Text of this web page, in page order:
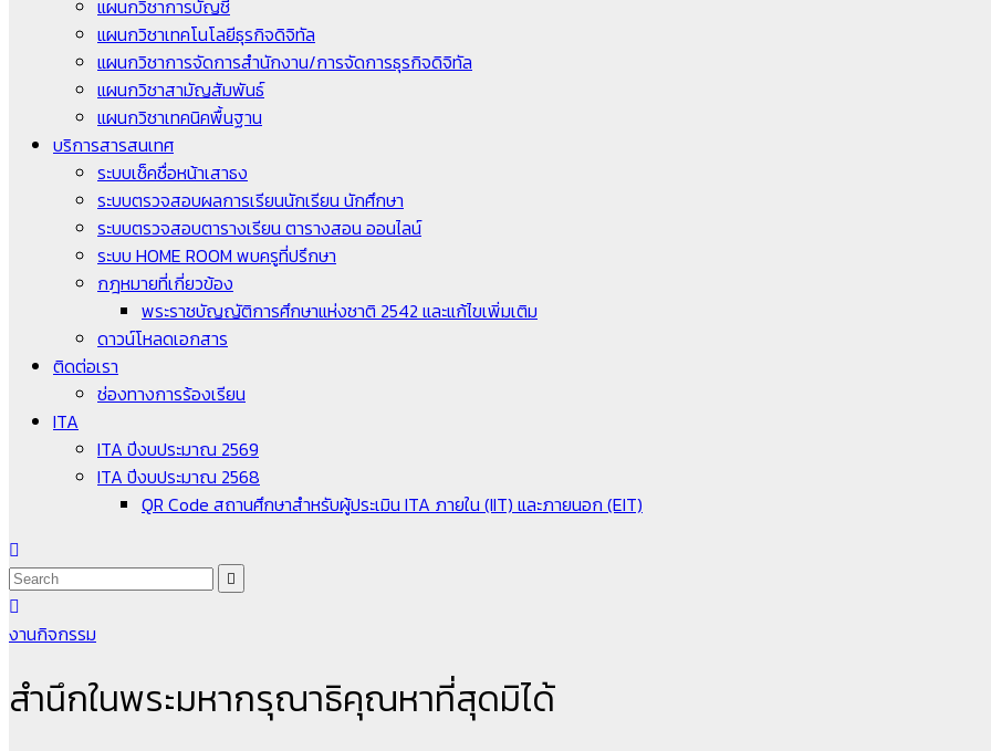
แผนกวิชาการบัญชี
แผนกวิชาเทคโนโลยีธุรกิจดิจิทัล
แผนกวิชาการจัดการสำนักงาน/การจัดการธุรกิจดิจิทัล
แผนกวิชาสามัญสัมพันธ์
แผนกวิชาเทคนิคพื้นฐาน
บริการสารสนเทศ
ระบบเช็คชื่อหน้าเสาธง
ระบบตรวจสอบผลการเรียนนักเรียน นักศึกษา
ระบบตรวจสอบตารางเรียน ตารางสอน ออนไลน์
ระบบ HOME ROOM พบครูที่ปรึกษา
กฎหมายที่เกี่ยวข้อง
พระราชบัญญัติการศึกษาแห่งชาติ 2542 และแก้ไขเพิ่มเติม
ดาวน์โหลดเอกสาร
ติดต่อเรา
ช่องทางการร้องเรียน
ITA
ITA ปีงบประมาณ 2569
ITA ปีงบประมาณ 2568
QR Code สถานศึกษาสำหรับผู้ประเมิน ITA ภายใน (IIT) และภายนอก (EIT)
งานกิจกรรม
สำนึกในพระมหากรุณาธิคุณหาที่สุดมิได้